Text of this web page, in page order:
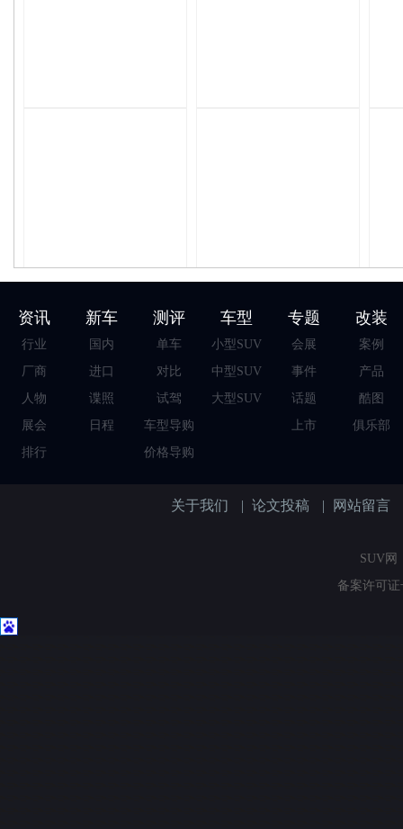
资讯
行业
厂商
人物
展会
排行
新车
国内
进口
谍照
日程
测评
单车
对比
试驾
车型导购
价格导购
车型
小型SUV
中型SUV
大型SUV
专题
会展
事件
话题
上市
改装
案例
产品
酷图
俱乐部
关于我们 | 论文投稿 | 网站留言
SUV网
备案许可证